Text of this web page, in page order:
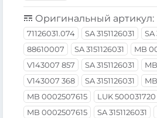
Оригинальный артикул:
71126031.074 SA 3151126031
SA
88610007
SA 3151126031
MB
V143007 857
SA 3151126031
V143007 368
SA 3151126031
MB 0002507615
LUK 500031720
MB 0002507615
SA 3151126031